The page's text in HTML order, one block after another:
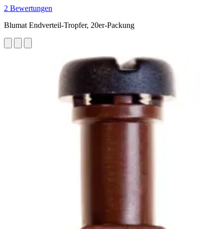
2 Bewertungen
Blumat Endverteil-Tropfer, 20er-Packung